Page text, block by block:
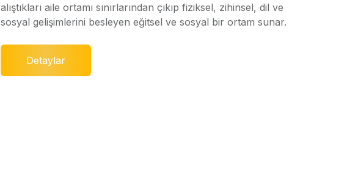
alıştıkları aile ortamı sınırlarından çıkıp fiziksel, zihinsel, dil ve
sosyal gelişimlerini besleyen eğitsel ve sosyal bir ortam sunar.
Detaylar